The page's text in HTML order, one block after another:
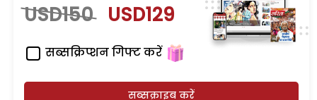
USD150 USD129
सब्सक्रिप्शन गिफ्ट करें
सब्सक्राइब करें